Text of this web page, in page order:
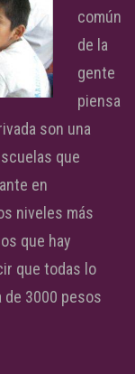
común
de la
gente
piensa
son una
que
en
niveles más
que hay
que todas lo
de 3000 pesos